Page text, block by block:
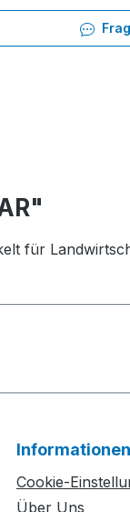
für
Informationen
Cookie-
Über Uns